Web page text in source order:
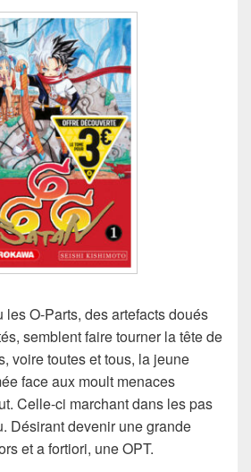
les O-Parts, des artefacts doués
semblent faire tourner la tête de
voire toutes et tous, la jeune
face aux moult menaces
Celle-ci marchant dans les pas
Désirant devenir une grande
et a fortiori, une OPT.